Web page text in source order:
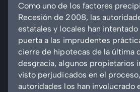
Como uno de los factores
Recesión de 2008, las
estatales y locales han
puerta a las imprudentes
cierre de hipotecas de la última
desgracia, algunos propietarios
visto perjudicados en el
autoridades los han involucrado